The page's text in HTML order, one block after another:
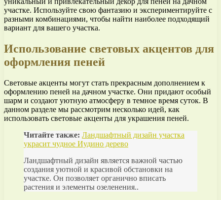
участке. Используйте свою фантазию и экспериментируйте с
разными комбинациями, чтобы найти наиболее подходящий
вариант для вашего участка.
Использование световых акцентов для
оформления пеней
Световые акценты могут стать прекрасным дополнением к
оформлению пеней на дачном участке. Они придают особый
шарм и создают уютную атмосферу в темное время суток. В
данном разделе мы рассмотрим несколько идей, как
использовать световые акценты для украшения пеней.
Читайте также: Ландшафтный дизайн участка
украсит чудное Иудино дерево
Ландшафтный дизайн является важной частью
создания уютной и красивой обстановки на
участке. Он позволяет органично вписать
растения и элементы озеленения..